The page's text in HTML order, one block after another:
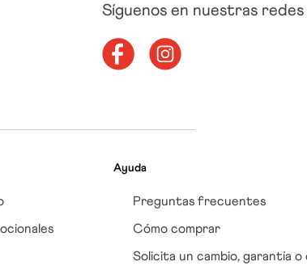
Síguenos en nuestras redes
Ayuda
Preguntas frecuentes
Cómo comprar
Solicita un cambio, garantía o